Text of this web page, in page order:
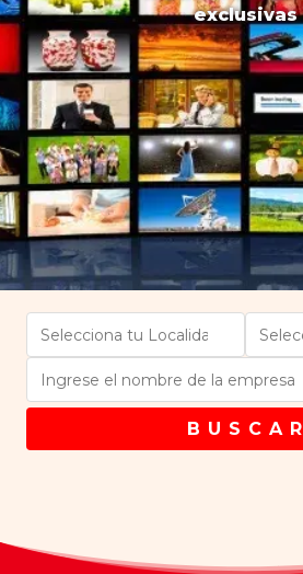
exclusivas
B U S C A R